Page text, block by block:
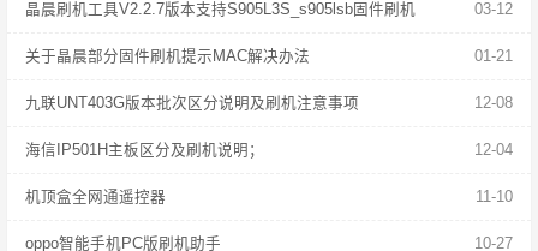
03-12
晶晨刷机工具V2.2.7版本支持S905L3S_s905lsb固件刷机
01-21
关于晶晨部分固件刷机提示MAC解决办法
12-08
九联UNT403G版本批次区分说明及刷机注意事项
12-04
海信IP501H主板区分及刷机说明；
11-10
机顶盒全网通遥控器
10-27
oppo智能手机PC版刷机助手